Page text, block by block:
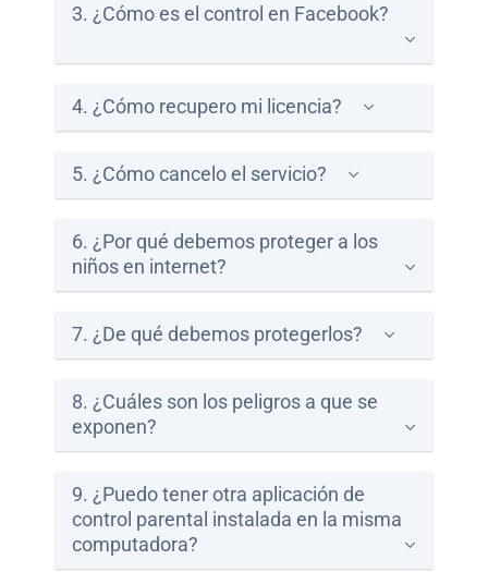
Centros
Atención
Telmex
3. ¿Cómo es el control en Facebook?
4. ¿Cómo recupero mi licencia?
5. ¿Cómo cancelo el servicio?
6. ¿Por qué debemos proteger a los
niños en internet?
7. ¿De qué debemos protegerlos?
8. ¿Cuáles son los peligros a que se
exponen?
9. ¿Puedo tener otra aplicación de
control parental instalada en la misma
computadora?